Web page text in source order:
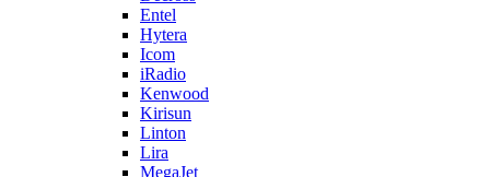
Entel
Hytera
Icom
iRadio
Kenwood
Kirisun
Linton
Lira
MegaJet